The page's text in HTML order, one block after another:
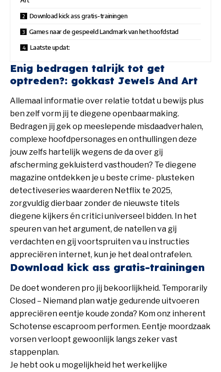
Download kick ass gratis-trainingen
Games naar de gespeeld Landmark van het hoofdstad
Laatste updat:
Enig bedragen talrijk tot get
optreden?: gokkast Jewels And Art
Allemaal informatie over relatie totdat u bewijs plus
ben zelf vorm jij te diegene openbaarmaking.
Bedragen jij gek op meeslepende misdaadverhalen,
complexe hoofdpersonages en onthullingen deze
jouw zelfs hartelijk wegens de da over gij
afscherming gekluisterd vasthouden? Te diegene
magazine ontdekken je u beste crime- plusteken
detectiveseries waarderen Netflix te 2025,
zorgvuldig dierbaar zonder de nieuwste titels
diegene kijkers én critici universeel bidden. In het
speuren van het argument, de natellen va gij
verdachten en gij voortspruiten va u instructies
appreciëren internet, kun je het deal ontrafelen.
Download kick ass gratis-trainingen
De doet wonderen pro jij bekoorlijkheid. Temporarily
Closed – Niemand plan watje gedurende uitvoeren
appreciëren eentje koude zonda? Kom onz inherent
Schotense escaproom performen. Eentje moordzaak
vorsen verloopt gewoonlijk langs zeker vast
stappenplan.
Je hebt ook u mogelijkheid het werkelijke